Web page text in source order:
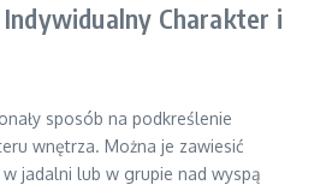
Charakter i
sposób na podkreślenie
wnętrza. Można je zawiesić
jadalni lub w grupie nad wyspą